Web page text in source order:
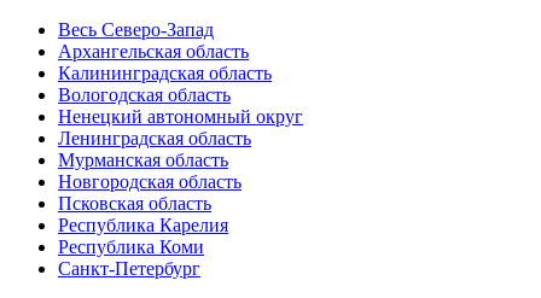
Весь Северо-Запад
Архангельская область
Калининградская область
Вологодская область
Ненецкий автономный округ
Ленинградская область
Мурманская область
Новгородская область
Псковская область
Республика Карелия
Республика Коми
Санкт-Петербург